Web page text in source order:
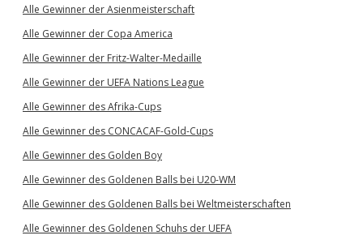
Alle Gewinner der Asienmeisterschaft
Alle Gewinner der Copa America
Alle Gewinner der Fritz-Walter-Medaille
Alle Gewinner der UEFA Nations League
Alle Gewinner des Afrika-Cups
Alle Gewinner des CONCACAF-Gold-Cups
Alle Gewinner des Golden Boy
Alle Gewinner des Goldenen Balls bei U20-WM
Alle Gewinner des Goldenen Balls bei Weltmeisterschaften
Alle Gewinner des Goldenen Schuhs der UEFA